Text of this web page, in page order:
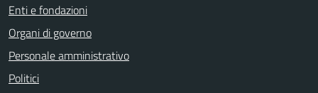
Enti e fondazioni
Organi di governo
Personale amministrativo
Politici